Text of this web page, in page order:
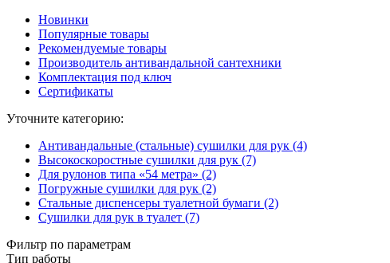
Новинки
Популярные товары
Рекомендуемые товары
Производитель антивандальной сантехники
Комплектация под ключ
Сертификаты
Уточните категорию:
Антивандальные (стальные) сушилки для рук (4)
Высокоскоростные сушилки для рук (7)
Для рулонов типа «54 метра» (2)
Погружные сушилки для рук (2)
Стальные диспенсеры туалетной бумаги (2)
Сушилки для рук в туалет (7)
Фильтр по параметрам
Тип работы